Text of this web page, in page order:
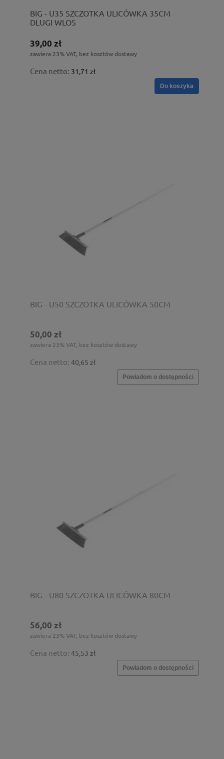
BIG - U35 SZCZOTKA ULICÓWKA 35CM
DLUGI WLOS
39,00 zł
zawiera 23% VAT, bez kosztów dostawy
Cena netto: 31,71 zł
Do koszyka
BIG - U50 SZCZOTKA ULICÓWKA 50CM
50,00 zł
zawiera 23% VAT, bez kosztów dostawy
Cena netto: 40,65 zł
Powiadom o dostępności
BIG - U80 SZCZOTKA ULICÓWKA 80CM
56,00 zł
zawiera 23% VAT, bez kosztów dostawy
Cena netto: 45,53 zł
Powiadom o dostępności